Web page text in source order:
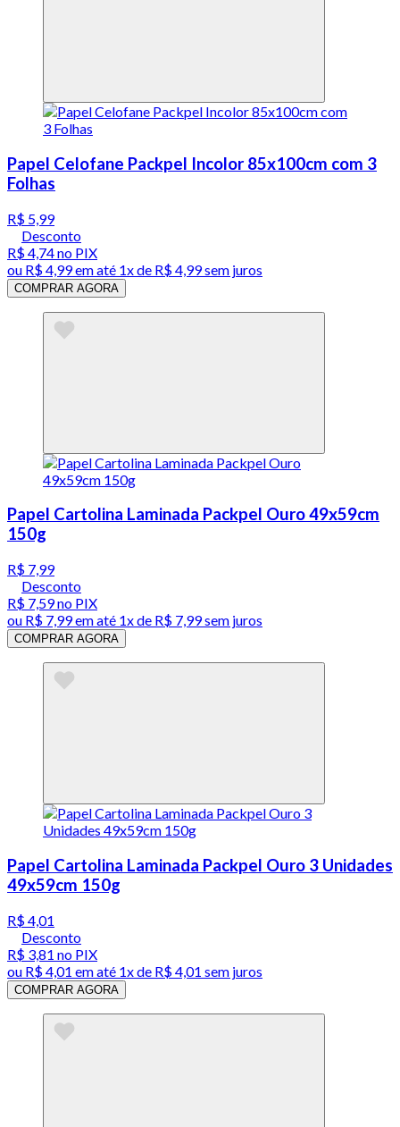
Papel Celofane Packpel Incolor 85x100cm com 3
Folhas
R$ 5,99
Desconto
R$ 4,74no PIX
ou R$ 4,99em até 1x de R$ 4,99sem juros
COMPRAR AGORA
Papel Cartolina Laminada Packpel Ouro 49x59cm
150g
R$ 7,99
Desconto
R$ 7,59no PIX
ou R$ 7,99em até 1x de R$ 7,99sem juros
COMPRAR AGORA
Papel Cartolina Laminada Packpel Ouro 3 Unidades
49x59cm 150g
R$ 4,01
Desconto
R$ 3,81 no PIX
ou R$ 4,01 em até 1x de R$ 4,01 sem juros
COMPRAR AGORA